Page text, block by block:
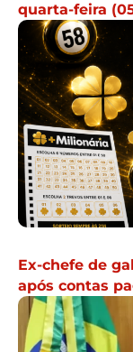
quarta-feira
Ex-chefe de
após contas